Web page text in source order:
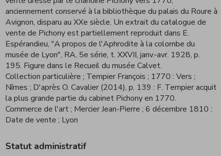
anciennement conservé à la bibliothèque du palais du Roure à
Avignon, disparu au XXe siècle. Un extrait du catalogue de
vente de Pichony est partiellement reproduit dans E.
Espérandieu, "A propos de l'Aphrodite à la colombe du
musée de Lyon", RA, 5e série, t. XXVII, janv.-avr. 1928, p.
195. Figure dans le Recueil du musée Calvet.
Collection particulière; Tempier François; 1770 : Vers;
Nîmes; D'après O. Cavalier (2014), p. 139 : F. Tempier acquit
la plus grande partie du cabinet Pichony en 1770.
Commerce de l'art; Mercier Jean-Pierre; 6 décembre 1810 :
Date de vente; Lyon
Statut administratif